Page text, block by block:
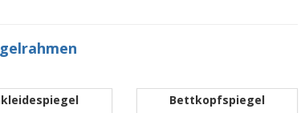
Bettkopfspiegel